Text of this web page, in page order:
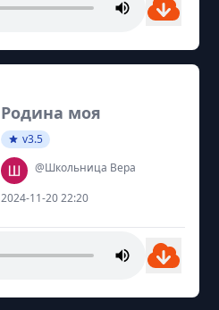
Родина моя
v3.5
@Школьница Вера
2024-11-20 22:20